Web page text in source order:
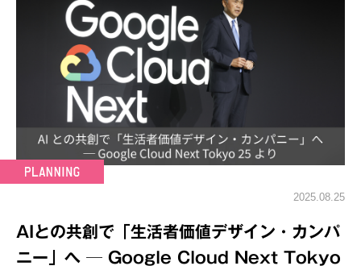
2025.08.25
AIとの共創で「生活者価値デザイン・カンパ
ニー」へ ─ Google Cloud Next Tokyo